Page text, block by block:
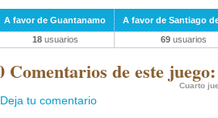
A favor de Guantanamo
A favor de Santiago
18usuarios 69 usuarios
Comentarios de este juego:
Cuarto
Deja tu comentario